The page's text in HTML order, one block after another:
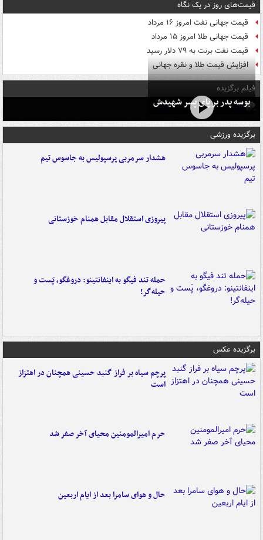
قیمت‌های روز در یک نگاه
قیمت جهانی نفت امروز ۱۶ مرداد
قیمت جهانی طلا امروز ۱۵ مرداد
قیمت نفت برنت به ۷۹ دلار رسید
افزایش قیمت طلا و نقره جهانی
فیلم برگزیده
بوسه‌ پدر بر پای پسر شهیدش
برگزیده ورزشی
هشدار سرمربی پرسپولیس به جاسوس تیم
پیروزی استقلال مقابل همنام خوزستانی
حمله تند فیگو به اینفانتینو: دروغگو، پَست‌ و
حیله‌گر!
برگزیده عکس
پرچم سیاه بر فراز گنبد حسینی همچنان در اهتزاز
است
حرم امیرالمومنین محیای آخر صفر شد
حال و هوای سامرا بعد از ایام اربعین